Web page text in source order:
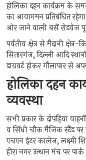
होलिका दहन कार्यक्रम के
का आवागमन प्रतिबंधित
ओर जाने वाली बसें रोडवेज
पर्वतीय क्षेत्र से मैदानी
सितारगंज, दिल्ली आदि
डायवर्ट होकर गौलापार से
होलिका दहन
व्यवस्था
सभी प्रकार के दोपहिया
व सिंधी चौक मैजिक स्टैंड
एचएन इंटर कालेज, लक्ष्मी
हीरा नगर उत्थान मंच पर पार्क